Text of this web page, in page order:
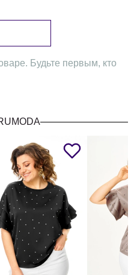
Будьте первым, кто